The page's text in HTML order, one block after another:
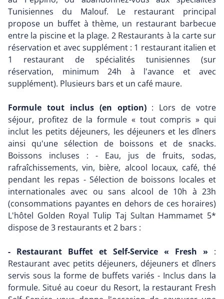
Tunisiennes du Malouf. Le restaurant principal
propose un buffet à thème, un restaurant barbecue
entre la piscine et la plage. 2 Restaurants à la carte sur
réservation et avec supplément : 1 restaurant italien et
1 restaurant de spécialités tunisiennes (sur
réservation, minimum 24h à l'avance et avec
supplément). Plusieurs bars et un café maure.
Formule tout inclus (en option): Lors de votre
séjour, profitez de la formule « tout compris » qui
inclut les petits déjeuners, les déjeuners et les dîners
ainsi qu'une sélection de boissons et de snacks.
Boissons incluses : - Eau, jus de fruits, sodas,
rafraîchissements, vin, bière, alcool locaux, café, thé
pendant les repas - Sélection de boissons locales et
internationales avec ou sans alcool de 10h à 23h
(consommations payantes en dehors de ces horaires)
L'hôtel Golden Royal Tulip Taj Sultan Hammamet 5*
dispose de 3 restaurants et 2 bars :
- Restaurant Buffet et Self-Service « Fresh » :
Restaurant avec petits déjeuners, déjeuners et dîners
servis sous la forme de buffets variés - Inclus dans la
formule. Situé au coeur du Resort, la restaurant Fresh